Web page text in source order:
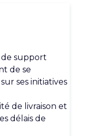
de support
de se
sur ses initiatives
de livraison et
délais de